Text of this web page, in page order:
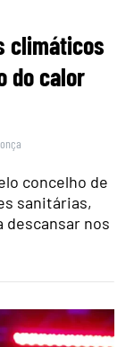
climáticos
do calor
concelho de
sanitárias,
descansar nos